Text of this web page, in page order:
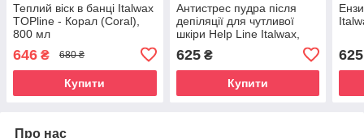
Теплий віск в банці Italwax
TOPline - Корал (Coral),
800 мл
646 ₴ 680 ₴
Купити
Антистрес пудра після
депіляції для чутливої
шкіри Help Line Italwax,
625₴
Купити
625
Про нас